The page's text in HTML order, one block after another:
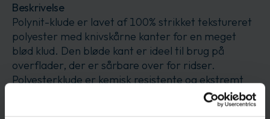
Beskrivelse
Polynit-klude er lavet af 100% strikket tekstureret
polyester med knivskårne kanter for en meget
blød klud. Den bløde kant er ideel til brug på
overflader, der er sårbare over for ridser.
Polyesterklude er kemisk resistente og ekstremt
lave i partikler og fibre. En interlock-strikning